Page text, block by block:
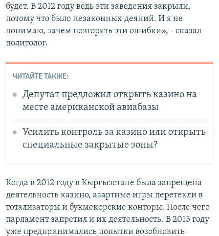
будет. В 2012 году ведь эти заведения закрыли,
потому что было незаконных деяний. И я не
понимаю, зачем повторять эти ошибки», - сказал
политолог.
ЧИТАЙТЕ ТАКЖЕ:
Депутат предложил открыть казино на
месте американской авиабазы
Усилить контроль за казино или открыть
специальные закрытые зоны?
Когда в 2012 году в Кыргызстане была запрещена
деятельность казино, азартные игры перетекли в
тотализаторы и букмекерские конторы. После чего
парламент запретил и их деятельность. В 2015 году
уже предпринимались попытки возобновить